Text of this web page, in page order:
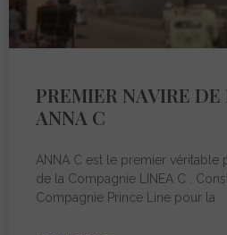
PREMIER NAVIRE
ANNA C
ANNA C est le premier
de la Compagnie LINEA C .
Compagnie Prince Line pour la